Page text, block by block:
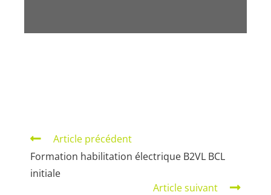
Article précédent
Formation habilitation électrique B2VL BCL
initiale
Article suivant